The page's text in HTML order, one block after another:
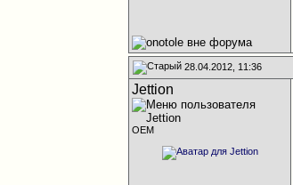
28.04.2012, 11:36
Jettion
OEM